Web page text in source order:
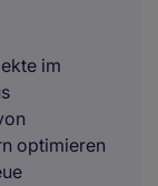
im
optimieren